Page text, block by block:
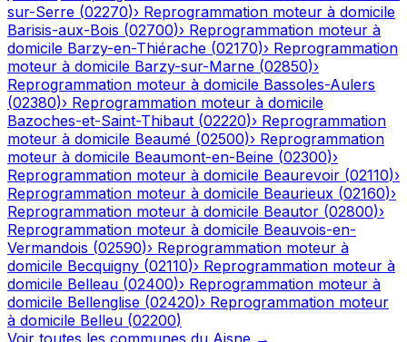
sur-Serre (02270)› Reprogrammation moteur à domicile
Barisis-aux-Bois (02700)› Reprogrammation moteur à
domicile Barzy-en-Thiérache (02170)› Reprogrammation
moteur à domicile Barzy-sur-Marne (02850)›
Reprogrammation moteur à domicile Bassoles-Aulers
(02380)› Reprogrammation moteur à domicile
Bazoches-et-Saint-Thibaut (02220)› Reprogrammation
moteur à domicile Beaumé (02500)› Reprogrammation
moteur à domicile Beaumont-en-Beine (02300)›
Reprogrammation moteur à domicile Beaurevoir (02110)›
Reprogrammation moteur à domicile Beaurieux (02160)›
Reprogrammation moteur à domicile Beautor (02800)›
Reprogrammation moteur à domicile Beauvois-en-
Vermandois (02590)› Reprogrammation moteur à
domicile Becquigny (02110)› Reprogrammation moteur à
domicile Belleau (02400)› Reprogrammation moteur à
domicile Bellenglise (02420)› Reprogrammation moteur
à domicile Belleu (02200)